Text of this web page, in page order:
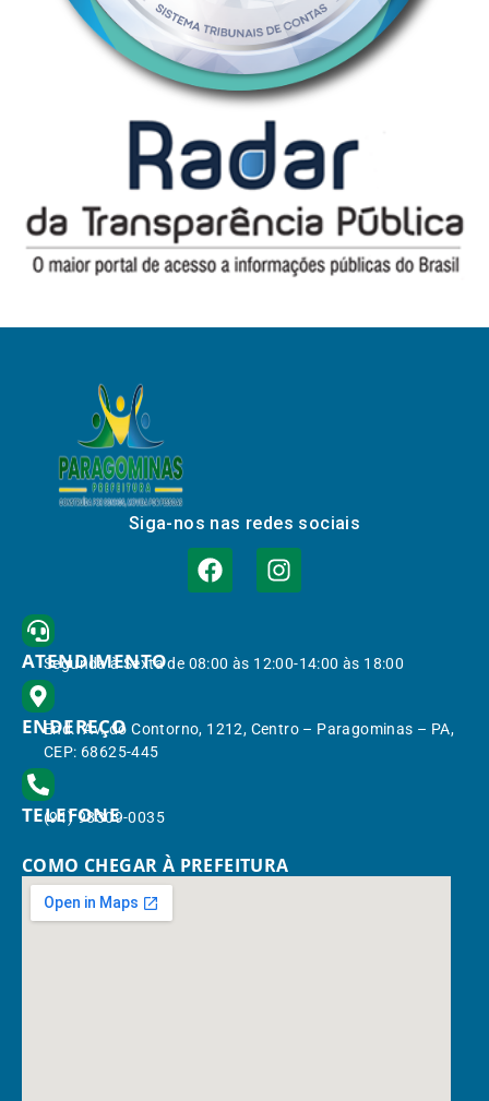
Siga-nos nas redes sociais
ATENDIMENTO
Segunda à Sexta de 08:00 às 12:00-14:00 às 18:00
ENDEREÇO
End.: Av. do Contorno, 1212, Centro – Paragominas – PA,
CEP: 68625-445
TELEFONE
(91) 98309-0035
COMO CHEGAR À PREFEITURA